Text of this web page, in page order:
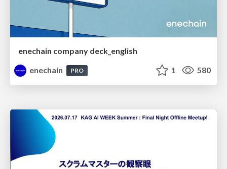
enechain company deck_english
enechain
PRO 1 580